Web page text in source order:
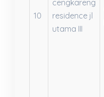
10
cengkareng
residence jl
utama III